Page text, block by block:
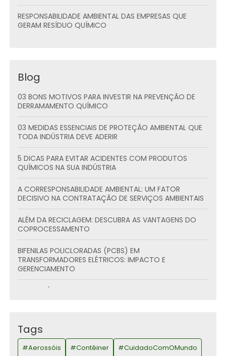
RESPONSABILIDADE AMBIENTAL DAS EMPRESAS QUE
GERAM RESÍDUO QUÍMICO
Blog
03 BONS MOTIVOS PARA INVESTIR NA PREVENÇÃO DE
DERRAMAMENTO QUÍMICO
03 MEDIDAS ESSENCIAIS DE PROTEÇÃO AMBIENTAL QUE
TODA INDÚSTRIA DEVE ADERIR
5 DICAS PARA EVITAR ACIDENTES COM PRODUTOS
QUÍMICOS NA SUA INDÚSTRIA
A CORRESPONSABILIDADE AMBIENTAL: UM FATOR
DECISIVO NA CONTRATAÇÃO DE SERVIÇOS AMBIENTAIS
ALÉM DA RECICLAGEM: DESCUBRA AS VANTAGENS DO
COPROCESSAMENTO
BIFENILAS POLICLORADAS (PCBS) EM
TRANSFORMADORES ELÉTRICOS: IMPACTO E
GERENCIAMENTO
DESCARTE DE RESÍDUOS DE MANEIRA LEGAL?
COMO DESCARTAR EQUIPAMENTOS E RESÍDUOS COM
Tags
#Aerossóis #Contêiner
#CuidadoComOMundo